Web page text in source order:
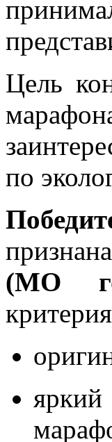
Цель
по
(МО